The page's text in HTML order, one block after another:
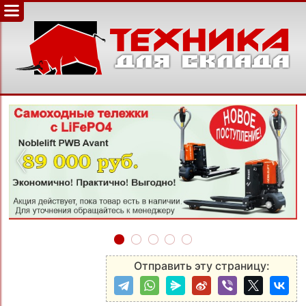
‹ ›
Отправить эту страницу: